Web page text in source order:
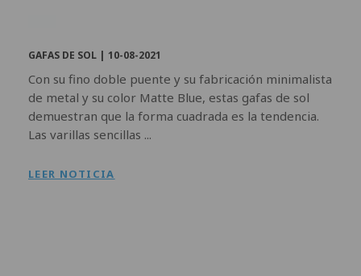
GAFAS DE SOL | 10-08-2021
Con su fino doble puente y su fabricación minimalista
de metal y su color Matte Blue, estas gafas de sol
demuestran que la forma cuadrada es la tendencia.
Las varillas sencillas ...
LEER NOTICIA